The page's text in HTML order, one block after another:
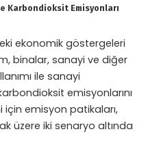
Karbondioksit Emisyonları
ekonomik göstergeleri
binalar, sanayi ve diğer
ile sanayi
emisyonlarını
için emisyon patikaları,
üzere iki senaryo altında